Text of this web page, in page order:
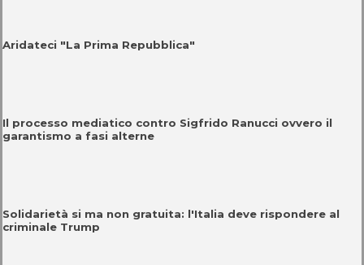
Aridateci "La Prima Repubblica"
Il processo mediatico contro Sigfrido Ranucci ovvero il
garantismo a fasi alterne
Solidarietà si ma non gratuita: l'Italia deve rispondere al
criminale Trump